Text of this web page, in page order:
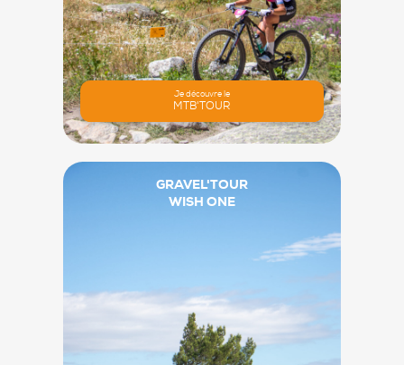
Je découvre le
MTB'TOUR
GRAVEL'TOUR
WISH ONE